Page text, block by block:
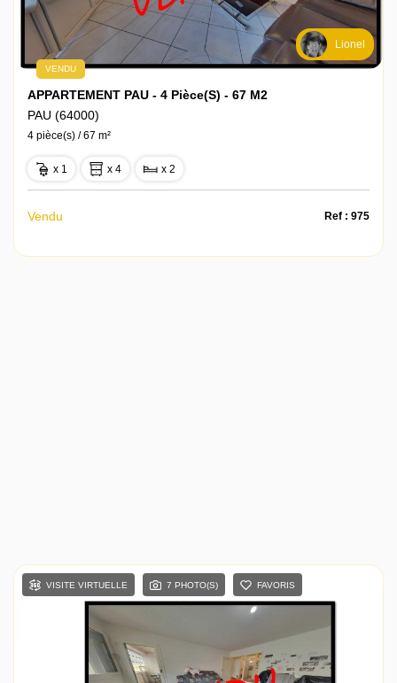
Lionel
VENDU
APPARTEMENT PAU - 4 Pièce(s) - 67 M2
PAU (64000)
4 pièce(s) / 67 m²
x 1 x 4 x 2
Vendu Ref : 975
VISITE VIRTUELLE 7 PHOTO(S) FAVORIS